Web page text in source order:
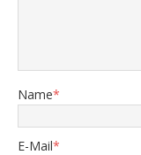
Name*
E-Mail*